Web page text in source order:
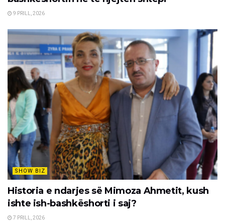
9 PRILL, 2026
SHOW BIZ
Historia e ndarjes së Mimoza Ahmetit, kush
ishte ish-bashkëshorti i saj?
7 PRILL, 2026